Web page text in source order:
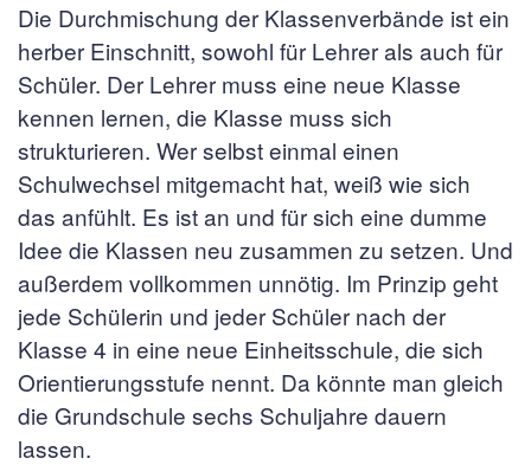
Die Durchmischung der Klassenverbände ist ein
herber Einschnitt, sowohl für Lehrer als auch für
Schüler. Der Lehrer muss eine neue Klasse
kennen lernen, die Klasse muss sich
strukturieren. Wer selbst einmal einen
Schulwechsel mitgemacht hat, weiß wie sich
das anfühlt. Es ist an und für sich eine dumme
Idee die Klassen neu zusammen zu setzen. Und
außerdem vollkommen unnötig. Im Prinzip geht
jede Schülerin und jeder Schüler nach der
Klasse 4 in eine neue Einheitsschule, die sich
Orientierungsstufe nennt. Da könnte man gleich
die Grundschule sechs Schuljahre dauern
lassen.